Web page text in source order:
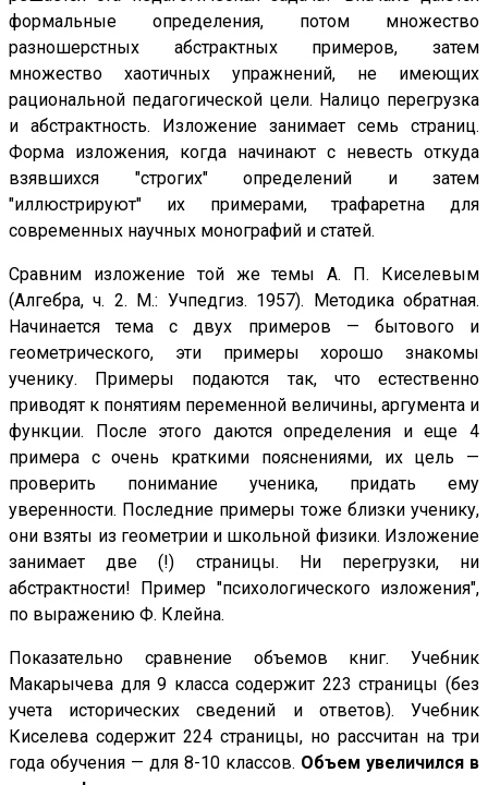
формальные определения, потом множество
разношерстных абстрактных примеров, затем
множество хаотичных упражнений, не имеющих
рациональной педагогической цели. Налицо перегрузка
и абстрактность. Изложение занимает семь страниц.
Форма изложения, когда начинают с невесть откуда
взявшихся "строгих" определений и затем
"иллюстрируют" их примерами, трафаретна для
современных научных монографий и статей.
Сравним изложение той же темы А. П. Киселевым
(Алгебра, ч. 2. М.: Учпедгиз. 1957). Методика обратная.
Начинается тема с двух примеров — бытового и
геометрического, эти примеры хорошо знакомы
ученику. Примеры подаются так, что естественно
приводят к понятиям переменной величины, аргумента и
функции. После этого даются определения и еще 4
примера с очень краткими пояснениями, их цель —
проверить понимание ученика, придать ему
уверенности. Последние примеры тоже близки ученику,
они взяты из геометрии и школьной физики. Изложение
занимает две (!) страницы. Ни перегрузки, ни
абстрактности! Пример "психологического изложения",
по выражению Ф. Клейна.
Показательно сравнение объемов книг. Учебник
Макарычева для 9 класса содержит 223 страницы (без
учета исторических сведений и ответов). Учебник
Киселева содержит 224 страницы, но рассчитан на три
года обучения — для 8-10 классов. Объем увеличился в